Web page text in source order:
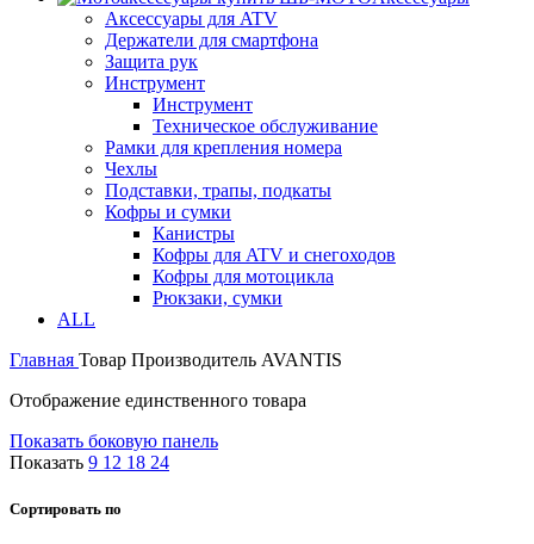
Аксессуары для ATV
Держатели для смартфона
Защита рук
Инструмент
Инструмент
Техническое обслуживание
Рамки для крепления номера
Чехлы
Подставки, трапы, подкаты
Кофры и сумки
Канистры
Кофры для ATV и снегоходов
Кофры для мотоцикла
Рюкзаки, сумки
ALL
Главная Товар Производитель AVANTIS
Отображение единственного товара
Показать боковую панель
Показать 9 12 18 24
Сортировать по